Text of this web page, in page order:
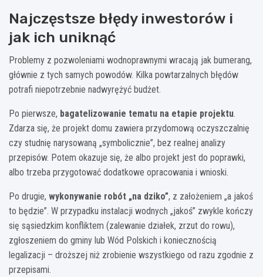
Najczęstsze błędy inwestorów i
jak ich uniknąć
Problemy z pozwoleniami wodnoprawnymi wracają jak bumerang,
głównie z tych samych powodów. Kilka powtarzalnych błędów
potrafi niepotrzebnie nadwyrężyć budżet.
Po pierwsze, bagatelizowanie tematu na etapie projektu.
Zdarza się, że projekt domu zawiera przydomową oczyszczalnię
czy studnię narysowaną „symbolicznie”, bez realnej analizy
przepisów. Potem okazuje się, że albo projekt jest do poprawki,
albo trzeba przygotować dodatkowe opracowania i wnioski.
Po drugie, wykonywanie robót „na dziko”, z założeniem „a jakoś
to będzie”. W przypadku instalacji wodnych „jakoś” zwykle kończy
się sąsiedzkim konfliktem (zalewanie działek, zrzut do rowu),
zgłoszeniem do gminy lub Wód Polskich i koniecznością
legalizacji – droższej niż zrobienie wszystkiego od razu zgodnie z
przepisami.